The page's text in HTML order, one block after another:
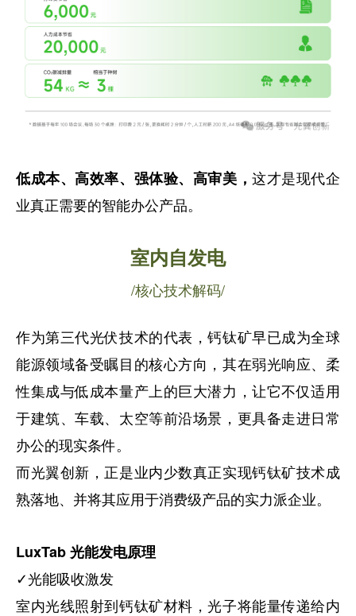
低成本、高效率、强体验、高审美，这才是现代企
业真正需要的智能办公产品。
室内自发电
/核心技术解码/
作为第三代光伏技术的代表，钙钛矿早已成为全球
能源领域备受瞩目的核心方向，其在弱光响应、柔
性集成与低成本量产上的巨大潜力，让它不仅适用
于建筑、车载、太空等前沿场景，更具备走进日常
办公的现实条件。
而光翼创新，正是业内少数真正实现钙钛矿技术成
熟落地、并将其应用于消费级产品的实力派企业。
LuxTab 光能发电原理
✓光能吸收激发
室内光线照射到钙钛矿材料，光子将能量传递给内